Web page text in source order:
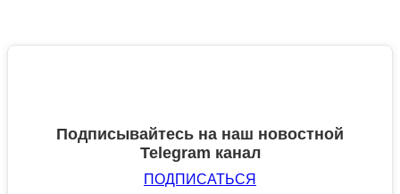
Подписывайтесь на наш новостной
Telegram канал
ПОДПИСАТЬСЯ